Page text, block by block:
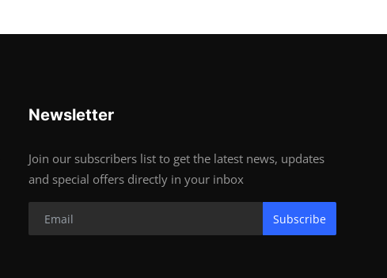
Newsletter
Join our subscribers list to get the latest news, updates
and special offers directly in your inbox
Subscribe